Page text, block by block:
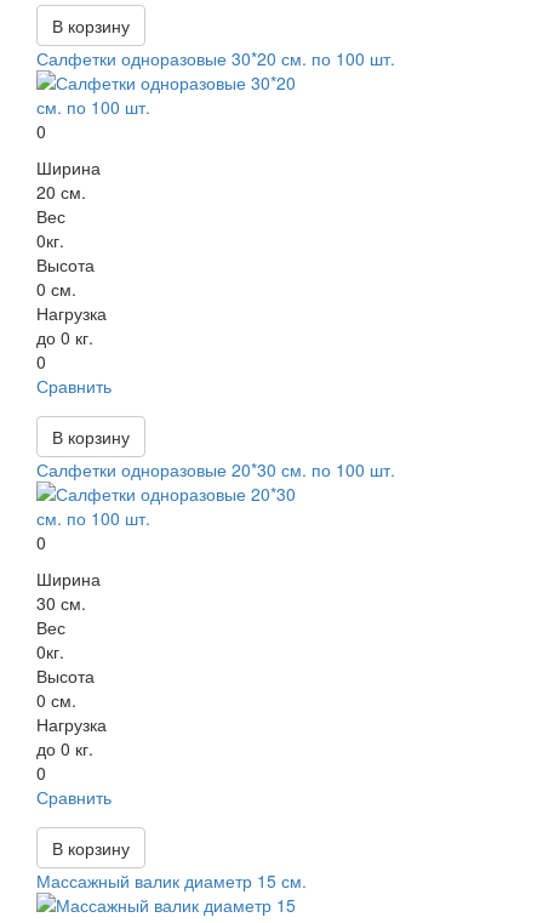
В корзину
Салфетки одноразовые 30*20 см. по 100 шт.
0
Ширина
20 см.
Вес
0кг.
Высота
0 см.
Нагрузка
до 0 кг.
0
Сравнить
В корзину
Салфетки одноразовые 20*30 см. по 100 шт.
0
Ширина
30 см.
Вес
0кг.
Высота
0 см.
Нагрузка
до 0 кг.
0
Сравнить
В корзину
Массажный валик диаметр 15 см.